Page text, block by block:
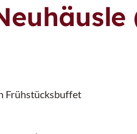
Frühstücksbuffet